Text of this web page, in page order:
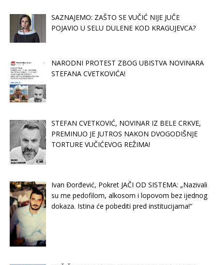
SAZNAJEMO: ZAŠTO SE VUČIĆ NIJE JUČE
POJAVIO U SELU DULENE KOD KRAGUJEVCA?
NARODNI PROTEST ZBOG UBISTVA NOVINARA
STEFANA CVETKOVIĆA!
STEFAN CVETKOVIĆ, NOVINAR IZ BELE CRKVE,
PREMINUO JE JUTROS NAKON DVOGODIŠNJE
TORTURE VUČIĆEVOG REŽIMA!
Ivan Đorđević, Pokret JAČI OD SISTEMA: „Nazivali
su me pedofilom, alkosom i lopovom bez ijednog
dokaza. Istina će pobediti pred institucijama!“